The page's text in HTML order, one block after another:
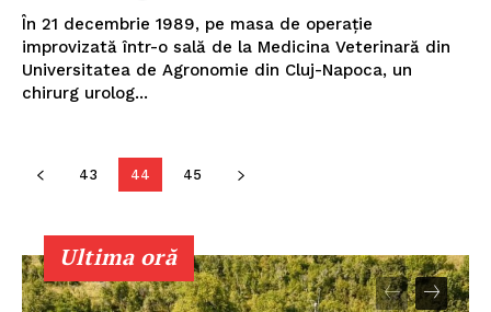
Un proiect
FREEDOM HOUSE ROMÂNIA
Despre noi / Echipa
Proiecte editoriale
În 21 decembrie 1989, pe masa de operație
improvizată într-o sală de la Medicina Veterinară din
Universitatea de Agronomie din Cluj-Napoca, un
chirurg urolog...
43 44 45
Ultima oră